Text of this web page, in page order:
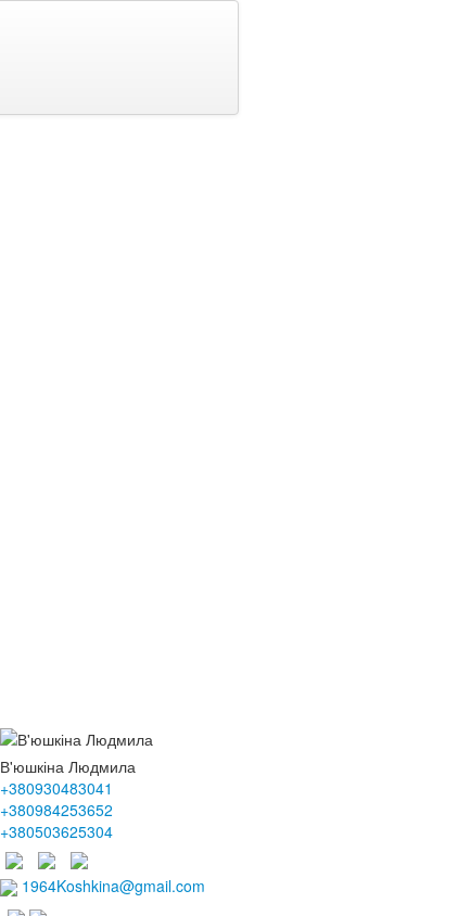
В'юшкіна Людмила
+380930483041
+380984253652
+380503625304
1964Koshkina@gmail.com